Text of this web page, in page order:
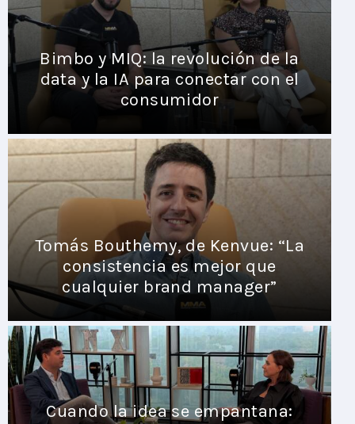
Bimbo y MIQ: la revolución de la
data y la IA para conectar con el
consumidor
Tomás Bouthemy, de Kenvue: “La
consistencia es mejor que
cualquier brand manager”
Cuando la idea se empantana: